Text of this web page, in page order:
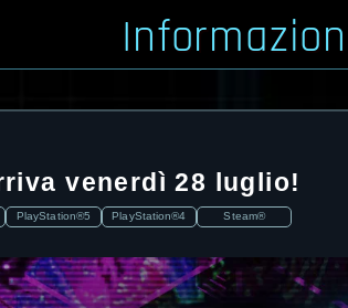
venerdì 28 luglio!
PlayStation®5 PlayStation®4 Steam®